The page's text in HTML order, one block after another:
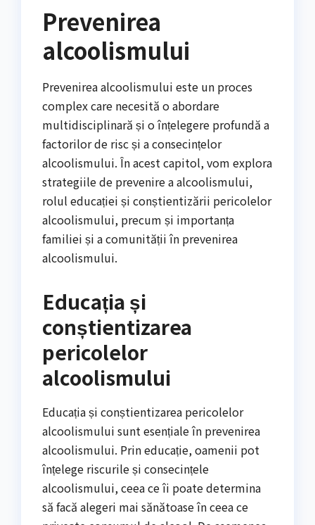
Prevenirea
alcoolismului
Prevenirea alcoolismului este un proces
complex care necesită o abordare
multidisciplinară și o înțelegere profundă a
factorilor de risc și a consecințelor
alcoolismului. În acest capitol, vom explora
strategiile de prevenire a alcoolismului,
rolul educației și conștientizării pericolelor
alcoolismului, precum și importanța
familiei și a comunității în prevenirea
alcoolismului.
Educația și
conștientizarea
pericolelor
alcoolismului
Educația și conștientizarea pericolelor
alcoolismului sunt esențiale în prevenirea
alcoolismului. Prin educație, oamenii pot
înțelege riscurile și consecințele
alcoolismului, ceea ce îi poate determina
să facă alegeri mai sănătoase în ceea ce